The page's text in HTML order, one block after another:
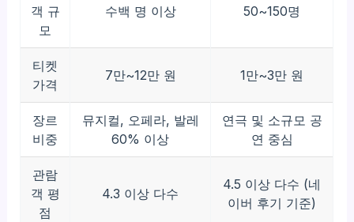
객 규
모
수백 명 이상 50~150명
티켓
가격
7만~12만 원 1만~3만 원
장르
비중
뮤지컬, 오페라, 발레
60% 이상
연극 및 소규모 공
연 중심
관람
객 평
점
4.3 이상 다수
4.5 이상 다수 (네
이버 후기 기준)